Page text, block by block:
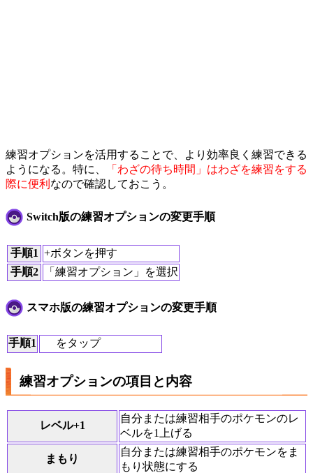
練習オプションを活用することで、より効率良く練習できる
ようになる。特に、
「わざの待ち時間」はわざを練習をする
際に便利 なので確認しておこう。
Switch版の練習オプションの変更手順
手順1 +ボタンを押す
手順2
「練習オプション」を選択
スマホ版の練習オプションの変更手順
手順1 をタップ
練習オプションの項目と内容
レベル+1
自分または練習相手のポケモンのレ
ベルを1上げる
まもり
自分または練習相手のポケモンをま
もり状態にする